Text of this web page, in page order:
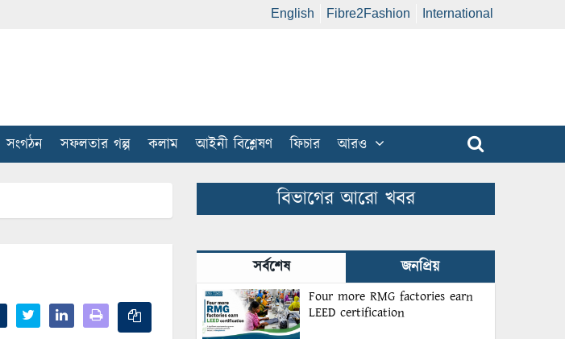
English Fibre2Fashion International
সংগঠন সফলতার গল্প কলাম আইনী বিশ্লেষণ ফিচার আরও
বিভাগের আরো খবর
সর্বশেষ জনপ্রিয়
Four more RMG factories earn
LEED certification